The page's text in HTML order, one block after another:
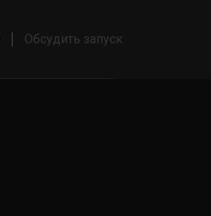
Обсудить запуск